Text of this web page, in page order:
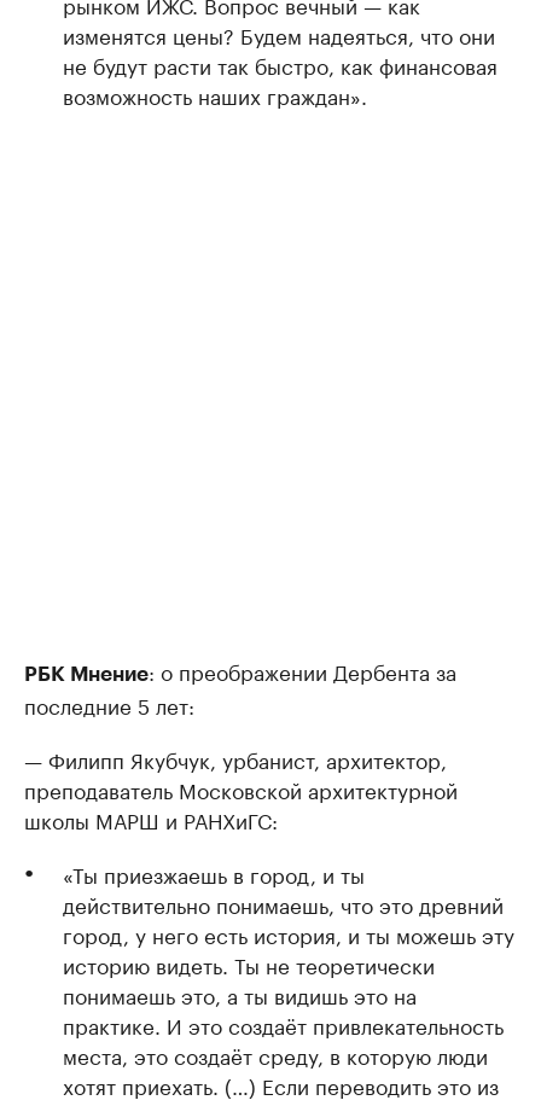
изменятся цены? Будем надеяться, что они
не будут расти так быстро, как финансовая
возможность наших граждан».
РБК Мнение: о преображении Дербента за
последние 5 лет:
— Филипп Якубчук, урбанист, архитектор,
преподаватель Московской архитектурной
школы МАРШ и РАНХиГС:
«Ты приезжаешь в город, и ты
действительно понимаешь, что это древний
город, у него есть история, и ты можешь эту
историю видеть. Ты не теоретически
понимаешь это, а ты видишь это на
практике. И это создаёт привлекательность
места, это создаёт среду, в которую люди
хотят приехать. (…) Если переводить это из